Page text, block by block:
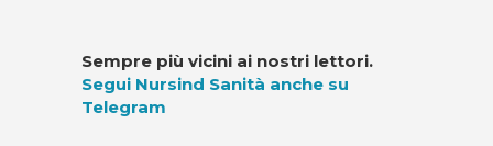
Sempre più vicini ai nostri lettori.
Segui Nursind Sanità anche su
Telegram